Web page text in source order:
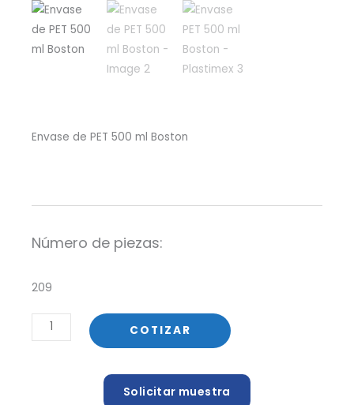
Envase de PET 500 ml Boston
Número de piezas:
209
Envase
de
COTIZAR
Solicitar muestra